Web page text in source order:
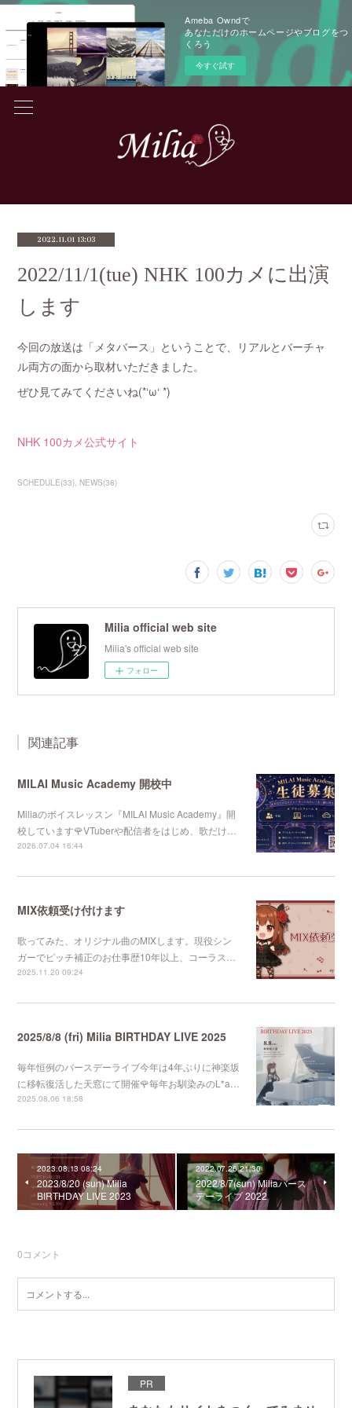
Ameba Owndで
あなただけのホームページやブログをつ
くろう
今すぐ試す
2022.11.01 13:03
2022/11/1(tue) NHK 100カメに出演
します
今回の放送は「メタバース」ということで、リアルとバーチャ
ル両方の面から取材いただきました。
ぜひ見てみてくださいね(*‘ω‘ *)
NHK 100カメ公式サイト
SCHEDULE(33) NEWS(38)
Milia official web site
Milia's official web site
フォロー
関連記事
MILAI Music Academy 開校中
Miliaのボイスレッスン『MILAI Music Academy』開
校しています🌹VTuberや配信者をはじめ、歌だけ…
2026.07.04 16:44
MIX依頼受け付けます
歌ってみた、オリジナル曲のMIXします。現役シン
ガーでピッチ補正のお仕事歴10年以上、コーラス…
2025.11.20 09:24
2025/8/8 (fri) Milia BIRTHDAY LIVE 2025
毎年恒例のバースデーライブ今年は4年ぶりに神楽坂
に移転復活した天窓にて開催🌹毎年お馴染みのL*a…
2025.08.06 18:58
2023.08.13 08:24
2023/8/20 (sun) Milia
BIRTHDAY LIVE 2023
2022.07.26 21:30
2022/8/7(sun) Miliaバース
デーライブ 2022
0コメント
PR